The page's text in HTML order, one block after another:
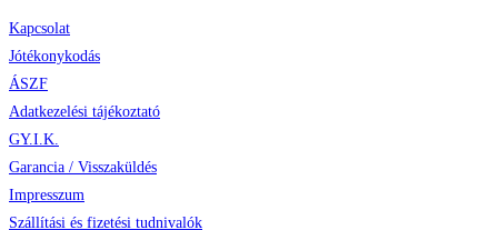
Kapcsolat
Jótékonykodás
ÁSZF
Adatkezelési tájékoztató
GY.I.K.
Garancia / Visszaküldés
Impresszum
Szállítási és fizetési tudnivalók